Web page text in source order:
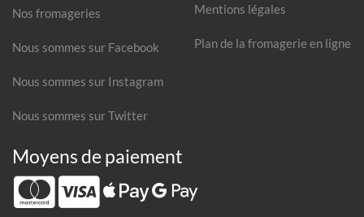
Nos fromageries
Nous sommes sur Facebook
Nous sommes sur Instagram
Nous sommes sur Twitter
Mentions légales
Plan de la fromagerie en ligne
Moyens de paiement